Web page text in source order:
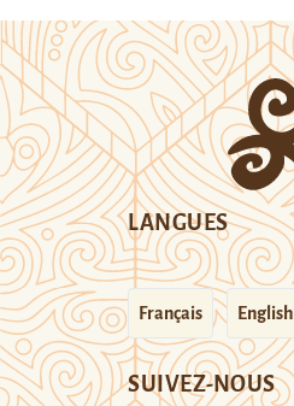
LANGUES
Français English
SUIVEZ-NOUS